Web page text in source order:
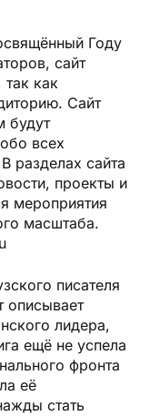
Году
сайт
как
Сайт
будут
всех
разделах сайта
проекты и
мероприятия
масштаба.
писателя
описывает
лидера,
ещё не успела
фронта
её
стать